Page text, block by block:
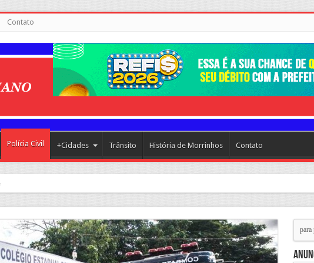
Contato
Polícia Civil +Cidades Trânsito História de Morrinhos Contato
de Morrinhos segue avançando com importantes investimentos no